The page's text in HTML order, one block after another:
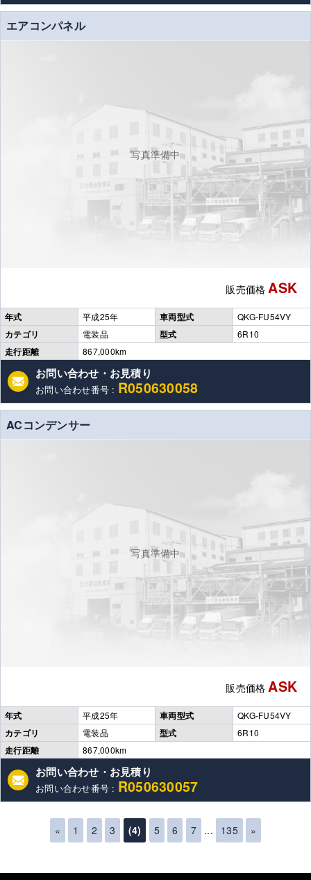
エアコンパネル
写真準備中
販売価格 ASK
年式 平成25年 車両型式 QKG-FU54VY
カテゴリ 電装品 型式 6R10
走行距離 867,000km
お問い合わせ・お見積り
お問い合わせ番号 : R050630058
ACコンデンサー
写真準備中
販売価格 ASK
年式 平成25年 車両型式 QKG-FU54VY
カテゴリ 電装品 型式 6R10
走行距離 867,000km
お問い合わせ・お見積り
お問い合わせ番号 : R050630057
« 1 2 3 (4) 5 6 7 ... 135 »